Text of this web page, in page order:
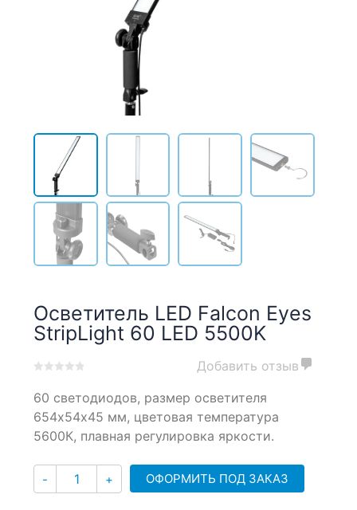
Осветитель LED Falcon Eyes
StripLight 60 LED 5500K
out
of
on
Добавить отзыв
60 светодиодов, размер осветителя
654х54х45 мм, цветовая температура
5600К, плавная регулировка яркости.
- Количество
+ ОФОРМИТЬ ПОД ЗАКАЗ